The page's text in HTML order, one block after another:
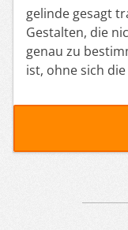
gelinde gesagt
Gestalten, die
genau zu
ist, ohne sich die